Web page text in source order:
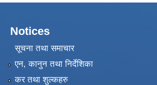
Notices
सूचना तथा समाचार
एन, कानुन तथा निर्देशिका
कर तथा शुल्कहरु